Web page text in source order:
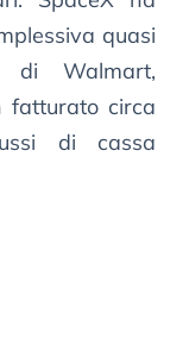
quasi
Walmart,
fatturato circa
di cassa